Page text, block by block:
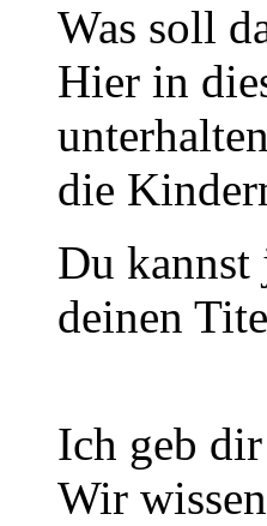
Was soll
Hier in
die
Du
deinen
Ich geb
Wir